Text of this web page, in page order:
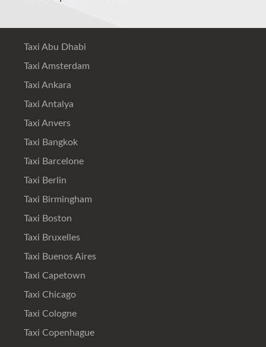
Taxi Abu Dhabi
Taxi Amsterdam
Taxi Ankara
Taxi Antalya
Taxi Anvers
Taxi Bangkok
Taxi Barcelone
Taxi Berlin
Taxi Birmingham
Taxi Boston
Taxi Bruxelles
Taxi Buenos Aires
Taxi Capetown
Taxi Chicago
Taxi Cologne
Taxi Copenhague